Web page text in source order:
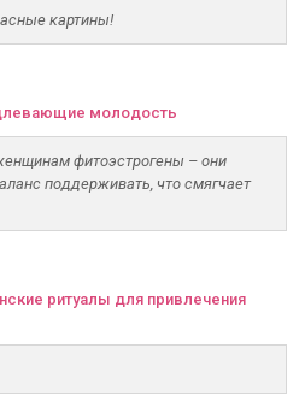
картины!
молодость
фитоэстрогены – они
поддерживать, что смягчает
ритуалы для привлечения